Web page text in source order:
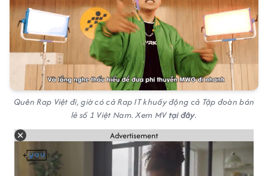
Quên Rap Việt đi, giờ có cả Rap IT khuấy động cả Tập đoàn bán
lẻ số 1 Việt Nam. Xem MVtại đây.
Advertisement